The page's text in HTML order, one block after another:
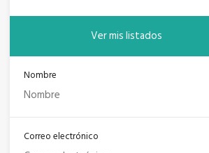
Ver mis listados
Nombre
Correo electrónico